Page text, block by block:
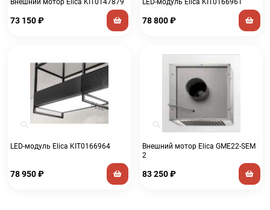
73 150₽ 78 800₽
LED-модуль Elica KIT0166964
78 950₽
Внешний мотор Elica GME22-SEM
2
83 250₽